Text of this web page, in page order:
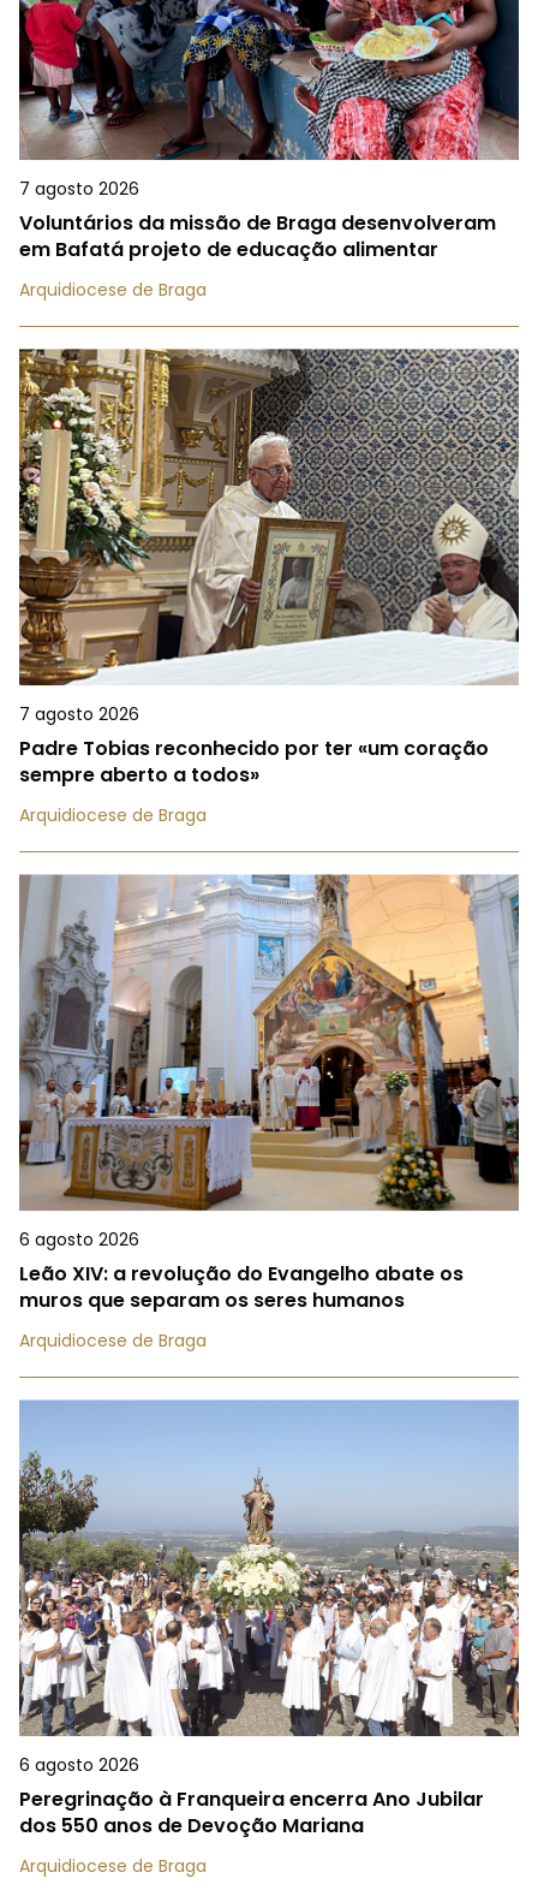
7 agosto 2026
Voluntários da missão de Braga desenvolveram
em Bafatá projeto de educação alimentar
Arquidiocese de Braga
7 agosto 2026
Padre Tobias reconhecido por ter «um coração
sempre aberto a todos»
Arquidiocese de Braga
6 agosto 2026
Leão XIV: a revolução do Evangelho abate os
muros que separam os seres humanos
Arquidiocese de Braga
6 agosto 2026
Peregrinação à Franqueira encerra Ano Jubilar
dos 550 anos de Devoção Mariana
Arquidiocese de Braga